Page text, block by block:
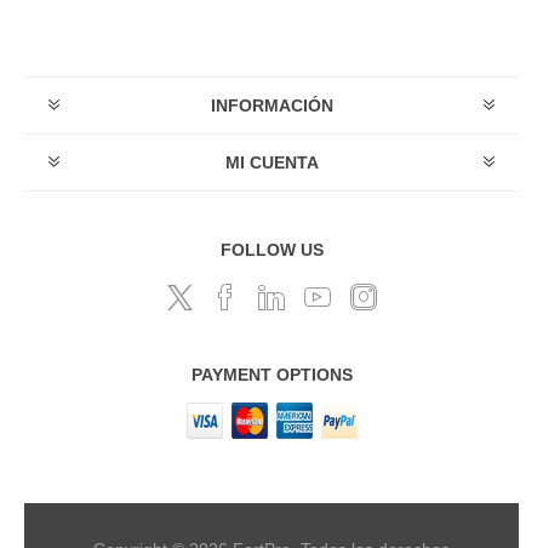
INFORMACIÓN
MI CUENTA
FOLLOW US
PAYMENT OPTIONS